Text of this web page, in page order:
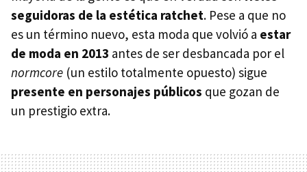
seguidoras de la estética ratchet. Pese a que no
es un término nuevo, esta moda que volvió a estar
de moda en 2013 antes de ser desbancada por el
normcore (un estilo totalmente opuesto) sigue
presente en personajes públicos que gozan de
un prestigio extra.